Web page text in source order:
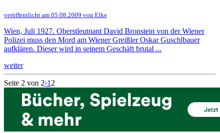
veröffentlicht am 05.08.2009 von Elke
Wien, Juli 1927. Oberstleutnant David Bronstein von der Wiener
Polizei muss den Mord am Wiener Greißler Oskar Guschlbauer
aufklären. Dieser wird in seinem Geschäft brutal ...
weiter
Seite 2 von 2‹1 2